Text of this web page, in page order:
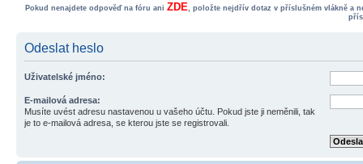
Pokud nenajdete odpověď na fóru ani ZDE, položte nejdřív dotaz v příslušném vlákně a
Odeslat heslo
Uživatelské jméno:
E-mailová adresa:
Musíte uvést adresu nastavenou u vašeho účtu. Pokud jste ji neměnili, tak
je to e-mailová adresa, se kterou jste se registrovali.